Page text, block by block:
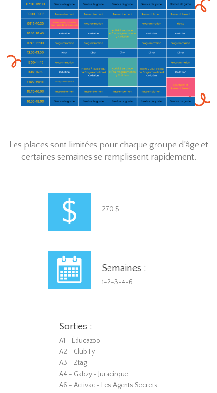
Les places sont limitées pour chaque groupe d’âge et
certaines semaines se remplissent rapidement.
270 $
Semaines :
1-2-3-4-6
Sorties :
A1 - Éducazoo
A2 - Club Fy
A3 - Ztag
A4 - Gabzy - Juracirque
A6 - Activac - Les Agents Secrets